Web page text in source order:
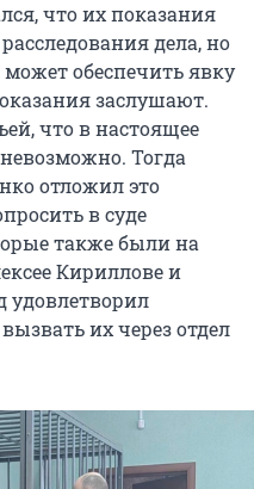
что их показания
дела, но
обеспечить явку
заслушают.
что в настоящее
Тогда
отложил это
в суде
также были на
Кириллове и
удовлетворил
их через отдел